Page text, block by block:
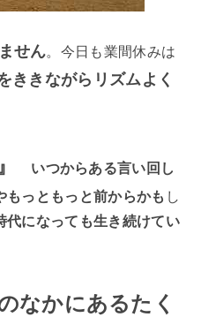
せん。今日も業間休みは
ききながらリズムよく
いつからある言い回し
もっともっと前からかも し
代になっても生き続けてい
なかにあるたく